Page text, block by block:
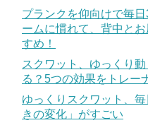
プランクを仰向けで毎
ームに慣れて、背中と
すめ！
スクワット、ゆっくり
る？5つの効果をトレー
ゆっくりスクワット、
きの変化」がすごい